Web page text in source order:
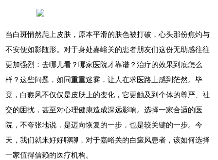
当白斑悄然爬上皮肤，原本平滑的肤色被打破，心头那份焦灼与
不安便如影随形。对于身处嘉峪关的患者朋友们这份无助感往往
更加强烈：去哪儿看？哪家医院才靠谱？治疗的效果到底怎么
样？这些问题，如同重重迷雾，让人在求医路上感到茫然。毕
竟，白癜风不仅仅是皮肤上的变化，它更触及到个体的尊严、社
交的困扰，甚至对心理健康造成深远影响。选择一家合适的医
院，不夸张地说，是迈向恢复的一步，也是较关键的一步。今
天，我们就来好好聊聊，对于嘉峪关的白癜风患者，该如何选择
一家值得信赖的医疗机构。